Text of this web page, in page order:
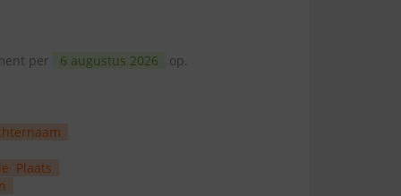
per 6 augustus 2026 op.
Plaats